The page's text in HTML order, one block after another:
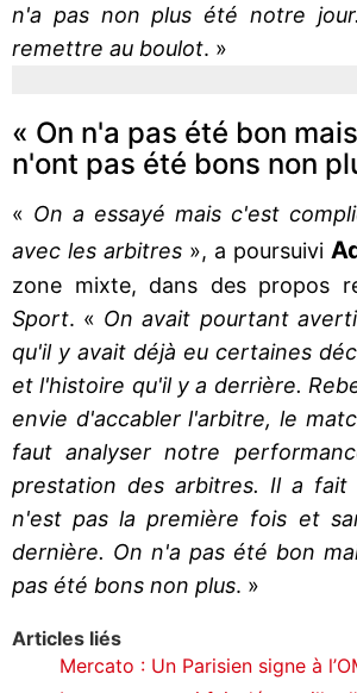
n'a pas non plus été notre
remettre au boulot. »
« On n'a pas été bon
n'ont pas été bons non
« On a essayé mais c'est
avec les arbitres », a poursuivi
zone mixte, dans des propos
Sport. « On avait pourtant
qu'il y avait déjà eu certaines
et l'histoire qu'il y a derrière.
envie d'accabler l'arbitre, le
faut analyser notre
prestation des arbitres. Il a fait
n'est pas la première fois et
dernière. On n'a pas été bon
pas été bons non plus. »
Articles liés
Mercato : Un Parisien signe à